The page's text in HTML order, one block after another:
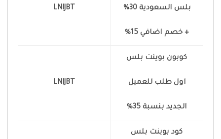
بلس السعودية 30%
+ خصم اضافي 15%
LNIJBT
كوبون بوينت بلس
اول طلب للعميل
الجديد بنسبة 35%
LNIJBT
كود بوينت بلس